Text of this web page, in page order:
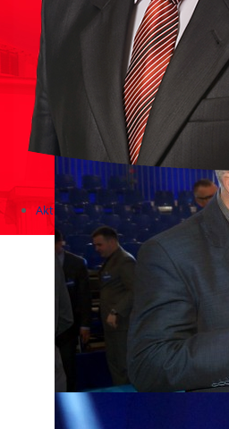
Aktualności
Zapowiedzi wydarzeń
KONKURSY 2020 - 2026
KOLONIE 2021 - 2026
Imprezy kulturalne -
Różne
Konkursy 2017/2018
KONKURSY 2016/2017
KONKURSY 2015/2016
Konkursy 2014/2015
Wizyty w Parlamencie i
Spotkania i debaty,
Debaty i spotkania 2017